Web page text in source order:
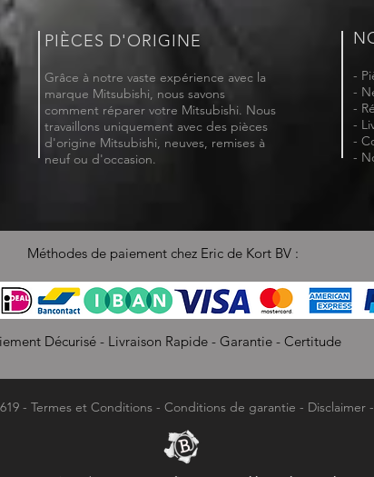
PIÈCES D'ORIGINE
Grâce à notre vaste expérience avec la
marque Mitsubishi, nous savons
comment réparer votre Mitsubishi. Nous
travaillons uniquement avec des pièces
d'origine Mitsubishi, neuves, remises à
neuf ou d'occasion.
-
-
-
-
-
-
Décurisé - Livraison Rapide - Garantie - Certitude
Méthodes de paiement chez Eric de Kort BV :
- Termes et Conditions - Conditions de garantie - Disclaimer -